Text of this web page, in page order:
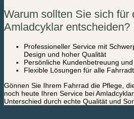
Warum sollten Sie sich für
Amladcyklar entscheiden?
Professioneller Service mit
Design und hoher Qualität
Persönliche Kundenbetreuung
Flexible Lösungen für alle
Gönnen Sie Ihrem Fahrrad die Pflege,
noch heute Ihren Service bei
Unterschied durch echte Qualität und